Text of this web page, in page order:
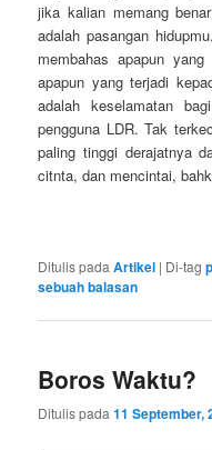
jika kalian memang
adalah pasangan
membahas apapun
apapun yang terjadi
adalah keselamatan
pengguna LDR. Tak
paling tinggi derajatnya
citnta, dan mencintai,
Ditulis pada Artikel | Di-tag
sebuah balasan
Boros Waktu?
Ditulis pada11 September,